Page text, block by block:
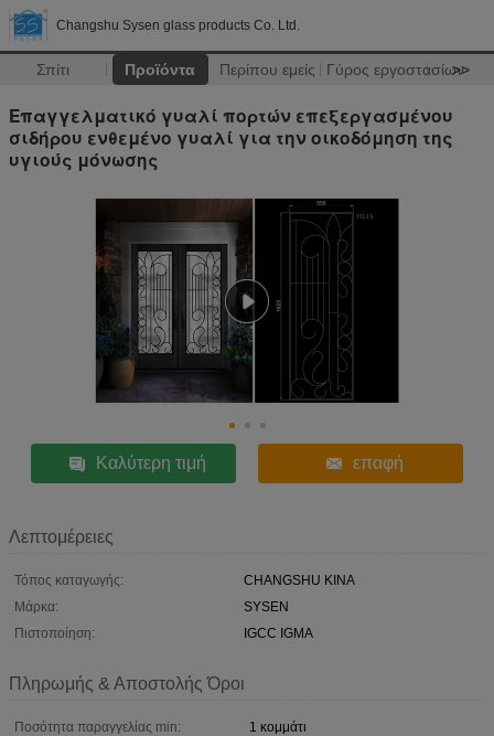
Changshu Sysen glass products Co. Ltd.
Σπίτι Προϊόντα Περίπου εμείς Γύρος εργοστασίων
>>
Επαγγελματικό γυαλί πορτών επεξεργασμένου
σιδήρου ενθεμένο γυαλί για την οικοδόμηση της
υγιούς μόνωσης
Καλύτερη τιμή επαφή
Λεπτομέρειες
Τόπος καταγωγής:
CHANGSHU ΚΙΝΑ
Μάρκα:
SYSEN
Πιστοποίηση:
IGCC IGMA
Πληρωμής & Αποστολής Όροι
Ποσότητα παραγγελίας min:
1 κομμάτι